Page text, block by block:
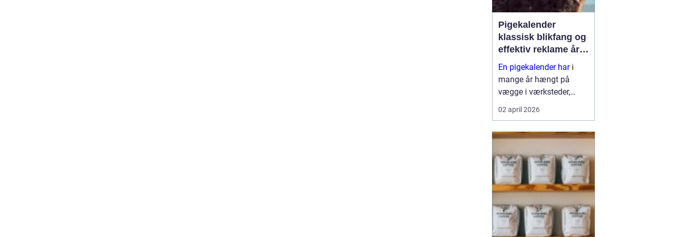
Pigekalender
klassisk blikfang og
effektiv reklame året
rundt
En pigekalender hari
mange år hængt på
vægge i værksteder,
lagerhaller og
frokoststuer over hele
et stykke tradition og
humor på
arbejdspladsen, for
andre er d...
02 april 2026